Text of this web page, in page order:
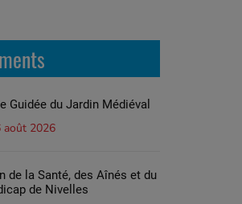
Guidée du Jardin Médiéval
2026
de la Santé, des Aînés et du
de Nivelles